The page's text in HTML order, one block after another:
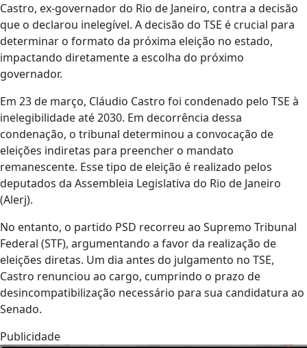
Castro, ex-governador do Rio de Janeiro, contra a decisão
que o declarou inelegível. A decisão do TSE é crucial para
determinar o formato da próxima eleição no estado,
impactando diretamente a escolha do próximo
governador.
Em 23 de março, Cláudio Castro foi condenado pelo TSE à
inelegibilidade até 2030. Em decorrência dessa
condenação, o tribunal determinou a convocação de
eleições indiretas para preencher o mandato
remanescente. Esse tipo de eleição é realizado pelos
deputados da Assembleia Legislativa do Rio de Janeiro
(Alerj).
No entanto, o partido PSD recorreu ao Supremo Tribunal
Federal (STF), argumentando a favor da realização de
eleições diretas. Um dia antes do julgamento no TSE,
Castro renunciou ao cargo, cumprindo o prazo de
desincompatibilização necessário para sua candidatura ao
Senado.
Publicidade